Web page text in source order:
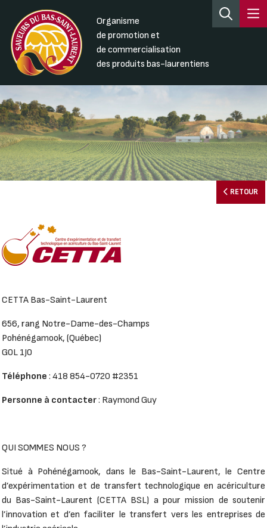
Organisme
de promotion et
de commercialisation
des produits bas-laurentiens
RETOUR
CETTA Bas-Saint-Laurent
656, rang Notre-Dame-des-Champs
Pohénégamook, (Québec)
G0L 1J0
Téléphone : 418 854-0720 #2351
Personne à contacter: Raymond Guy
QUI SOMMES NOUS ?
Situé à Pohénégamook, dans le Bas-Saint-Laurent, le Centre
d’expérimentation et de transfert technologique en acériculture
du Bas-Saint-Laurent (CETTA BSL) a pour mission de soutenir
l’innovation et d’en faciliter le transfert vers les entreprises de